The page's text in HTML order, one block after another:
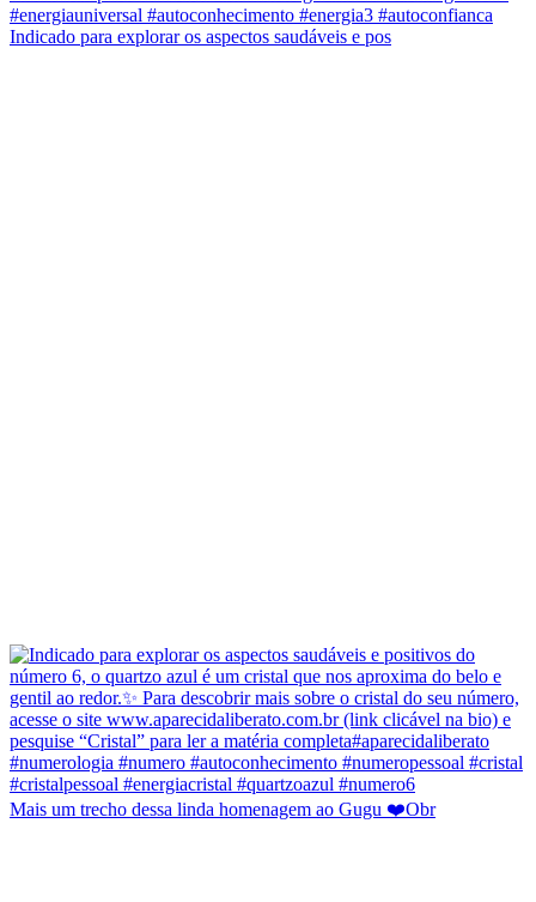
Indicado para explorar os aspectos saudáveis e pos
Mais um trecho dessa linda homenagem ao Gugu ❤️Obr